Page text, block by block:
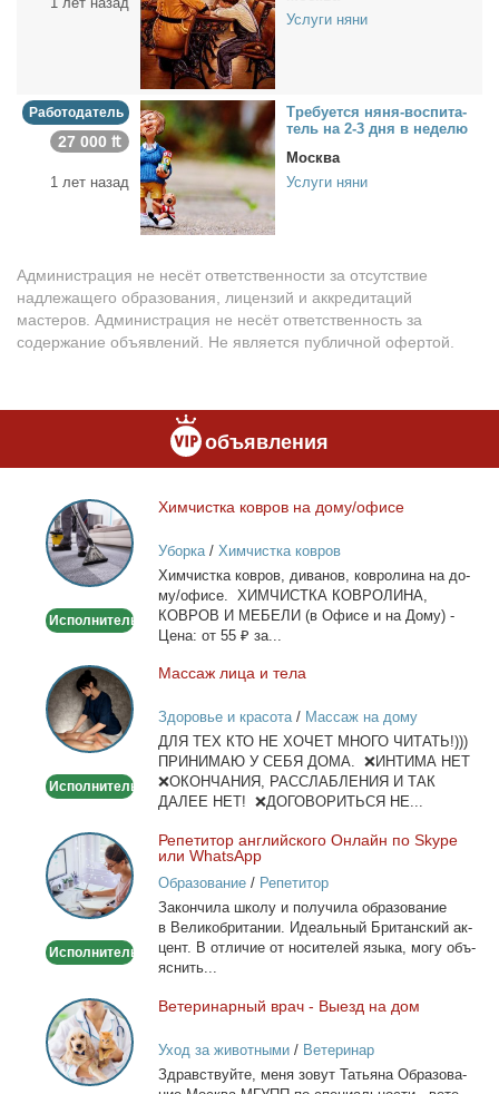
Услуги няни
Работодатель
27 000 ₶
1 лет назад
Тре­бу­ет­ся ня­ня-вос­пи­та­
тель на 2-3 дня в неде­лю
Москва
Услуги няни
Администрация не несёт ответственности за отсутствие
надлежащего образования, лицензий и аккредитаций
мастеров. Администрация не несёт ответственность за
содержание объявлений. Не является публичной офертой.
объявления
Химчистка
ковров
на
дому/
Исполнитель
Хим­чист­ка ков­ров на до­му/офи­се
Уборка/ Химчистка ковров
Хим­чист­ка ков­ров, ди­ва­нов, ков­ро­ли­на на до­
му/офи­се. ХИМЧИСТКА КОВРОЛИНА,
КОВРОВ И МЕБЕЛИ (в Офи­се и на До­му) -
Це­на: от 55 ₽ за...
Массаж
лица
и
тела
Исполнитель
Мас­саж ли­ца и те­ла
Здоровье и красота/ Массаж на дому
ДЛЯ ТЕХ КТО НЕ ХОЧЕТ МНОГО ЧИТАТЬ!)))
ПРИНИМАЮ У СЕБЯ ДОМА. ❌ИНТИМА НЕТ
❌ОКОНЧАНИЯ, РАССЛАБЛЕНИЯ И ТАК
ДАЛЕЕ НЕТ! ❌ДОГОВОРИТЬСЯ НЕ...
Репетитор
английского
Онлайн
по
или
Исполнитель
Ре­пе­ти­тор ан­глий­ско­го Он­лайн по Skype
или WhatsApp
Образование/ Репетитор
За­кон­чи­ла шко­лу и по­лу­чи­ла об­ра­зо­ва­ние
в Ве­ли­ко­бри­та­нии. Иде­аль­ный Бри­тан­ский ак­
цент. В от­ли­чие от но­си­те­лей язы­ка, мо­гу объ­
яс­нить...
Ветеринарный
врач
-
Выезд
Ве­те­ри­нар­ный врач - Вы­езд на дом
Уход за животными/ Ветеринар
Здрав­ствуй­те, ме­ня зо­вут Та­тья­на Об­ра­зо­ва­